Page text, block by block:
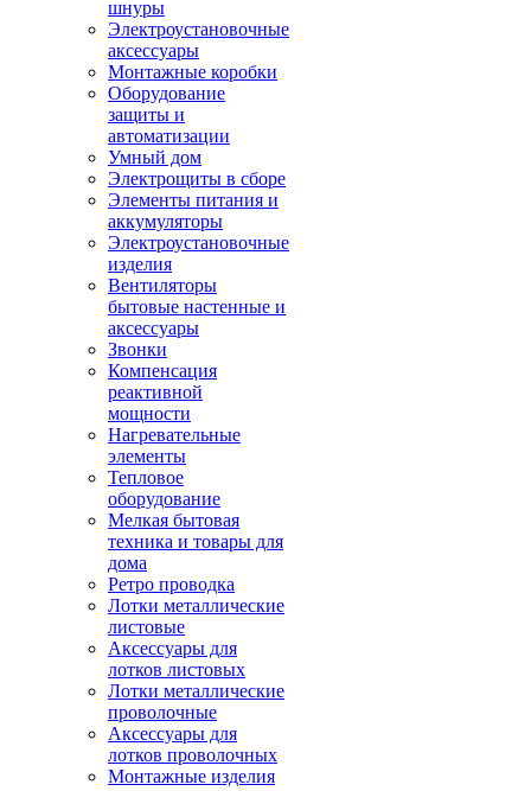
шнуры
Электроустановочные
аксессуары
Монтажные коробки
Оборудование
защиты и
автоматизации
Умный дом
Электрощиты в сборе
Элементы питания и
аккумуляторы
Электроустановочные
изделия
Вентиляторы
бытовые настенные и
аксессуары
Звонки
Компенсация
реактивной
мощности
Нагревательные
элементы
Тепловое
оборудование
Мелкая бытовая
техника и товары для
дома
Ретро проводка
Лотки металлические
листовые
Аксессуары для
лотков листовых
Лотки металлические
проволочные
Аксессуары для
лотков проволочных
Монтажные изделия